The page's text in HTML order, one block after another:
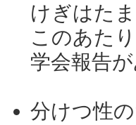
けぎはた
このあた
学会報告
分けつ性